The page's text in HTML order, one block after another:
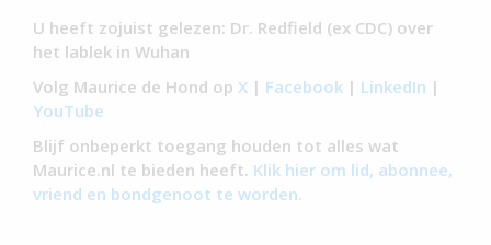
U heeft zojuist gelezen: Dr. Redfield (ex CDC) over
het lablek in Wuhan
Volg Maurice de Hond op X | Facebook | LinkedIn |
YouTube
Blijf onbeperkt toegang houden tot alles wat
Maurice.nl te bieden heeft. Klik hier om lid, abonnee,
vriend en bondgenoot te worden.